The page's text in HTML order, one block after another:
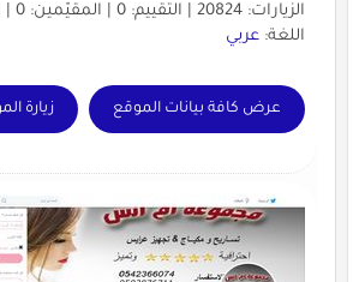
الزيارات: 20824 | التقييم: 0 | المقيّمين: 0 | الدولة:
اللغة: عربي
عرض كافة بيانات الموقع زيارة